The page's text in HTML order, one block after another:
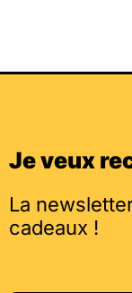
Je veux
La
cadeaux !